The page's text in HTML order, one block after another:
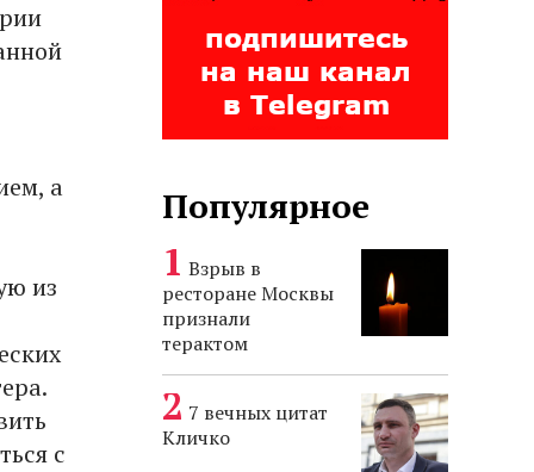
а
из
с
Популярное
Взрыв в
ресторане Москвы
признали
терактом
7 вечных цитат
Кличко